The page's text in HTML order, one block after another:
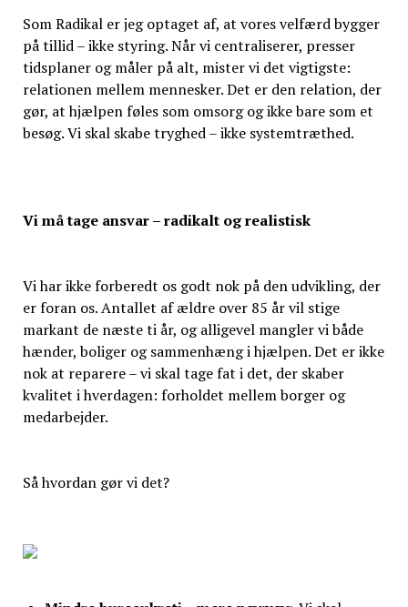
Som Radikal er jeg optaget af, at vores velfærd bygger
på tillid – ikke styring. Når vi centraliserer, presser
tidsplaner og måler på alt, mister vi det vigtigste:
relationen mellem mennesker. Det er den relation, der
gør, at hjælpen føles som omsorg og ikke bare som et
besøg. Vi skal skabe tryghed – ikke systemtræthed.
Vi må tage ansvar – radikalt og realistisk
Vi har ikke forberedt os godt nok på den udvikling, der
er foran os. Antallet af ældre over 85 år vil stige
markant de næste ti år, og alligevel mangler vi både
hænder, boliger og sammenhæng i hjælpen. Det er ikke
nok at reparere – vi skal tage fat i det, der skaber
kvalitet i hverdagen: forholdet mellem borger og
medarbejder.
Så hvordan gør vi det?